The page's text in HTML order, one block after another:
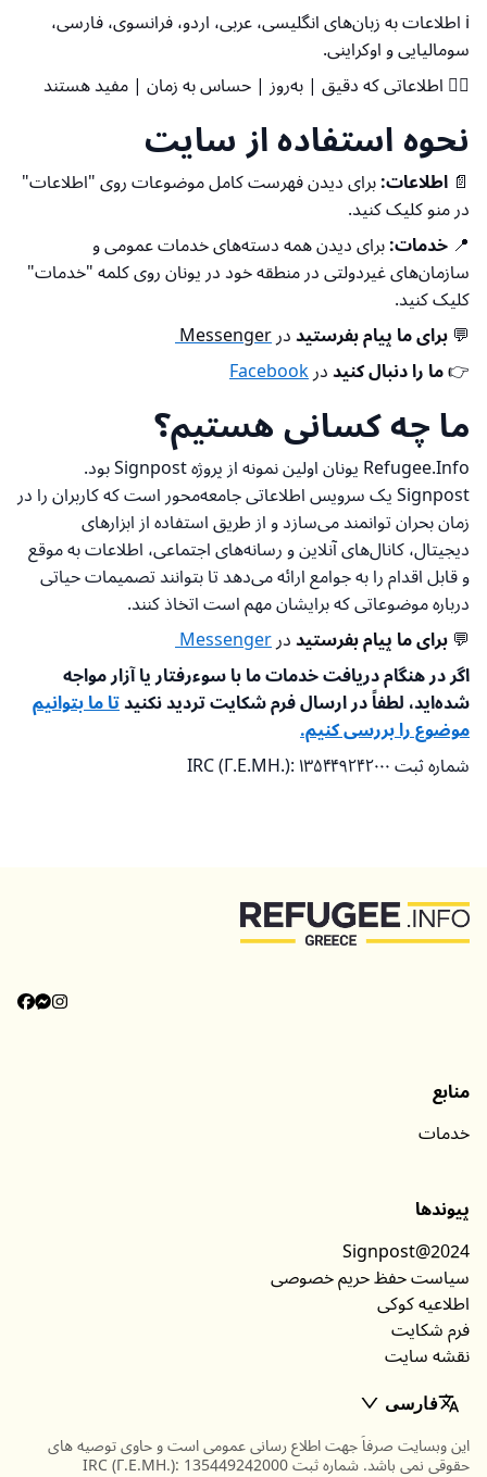
ℹ️ اطلاعات به زبان‌های انگلیسی، عربی، اردو، فرانسوی، فارسی،
سومالیایی و اوکراینی.
👍🏽 اطلاعاتی که دقیق | به‌روز | حساس به زمان | مفید هستند
نحوه استفاده از سایت
📄 اطلاعات:برای دیدن فهرست کامل موضوعات روی "اطلاعات"
در منو کلیک کنید.
📍 خدمات:برای دیدن همه دسته‌های خدمات عمومی و
سازمان‌های غیردولتی در منطقه خود در یونان روی کلمه "خدمات"
کلیک کنید.
💬برای ما پیام بفرستیددرMessenger
👉ما را دنبال کنیددرFacebook
ما چه کسانی هستیم؟
Refugee.Info یونان اولین نمونه از پروژه Signpost بود.
Signpost یک سرویس اطلاعاتی جامعه‌محور است که کاربران را در
زمان بحران توانمند می‌سازد و از طریق استفاده از ابزارهای
دیجیتال، کانال‌های آنلاین و رسانه‌های اجتماعی، اطلاعات به موقع
و قابل اقدام را به جوامع ارائه می‌دهد تا بتوانند تصمیمات حیاتی
درباره موضوعاتی که برایشان مهم است اتخاذ کنند.
💬برای ما پیام بفرستیددرMessenger
اگر در هنگام دریافت خدمات ما با سوءرفتار یا آزار مواجه
شده‌اید، لطفاً در ارسال فرم شکایت تردید نکنیدتا ما بتوانیم
موضوع را بررسی کنیم.
شماره ثبت IRC (Γ.Ε.ΜΗ.): ۱۳۵۴۴۹۲۴۲۰۰۰
منابع
خدمات
پیوندها
Signpost@2024
سیاست حفظ حریم خصوصی
اطلاعیه کوکی
فرم شکایت
نقشه سایت
فارسی
این وبسایت صرفاَ جهت اطلاع رسانی عمومی است و حاوی توصیه های
حقوقی نمی باشد. شماره ثبت IRC (Γ.Ε.ΜΗ.): 135449242000